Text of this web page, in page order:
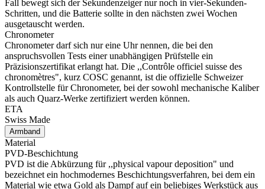
Fall bewegt sich der Sekundenzeiger nur noch in vier-Sekunden-
Schritten, und die Batterie sollte in den nächsten zwei Wochen
ausgetauscht werden.
Chronometer
Chronometer darf sich nur eine Uhr nennen, die bei den
anspruchsvollen Tests einer unabhängigen Prüfstelle ein
Präzisionszertifikat erlangt hat. Die ,,Contrôle officiel suisse des
chronomètres", kurz COSC genannt, ist die offizielle Schweizer
Kontrollstelle für Chronometer, bei der sowohl mechanische Kaliber
als auch Quarz-Werke zertifiziert werden können.
ETA
Swiss Made
Armband
Material
PVD-Beschichtung
PVD ist die Abkürzung für ,,physical vapour deposition" und
bezeichnet ein hochmodernes Beschichtungsverfahren, bei dem ein
Material wie etwa Gold als Dampf auf ein beliebiges Werkstück aus